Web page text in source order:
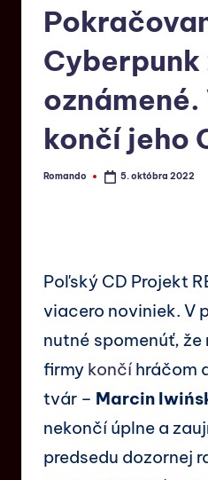
Cyberpunk
oznámené.
končí jeho
Romando 5. októbra 2022
Poľský CD Projekt
viacero noviniek. V
nutné spomenúť, že
firmy končí hráčom
tvár – Marcin
nekončí úplne a
predsedu dozornej